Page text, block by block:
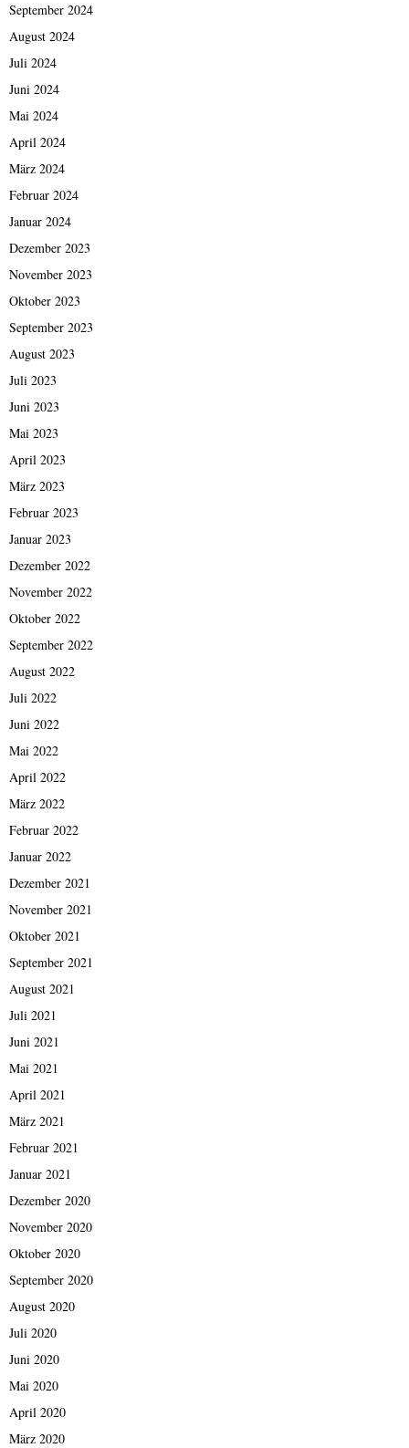
September 2024
August 2024
Juli 2024
Juni 2024
Mai 2024
April 2024
März 2024
Februar 2024
Januar 2024
Dezember 2023
November 2023
Oktober 2023
September 2023
August 2023
Juli 2023
Juni 2023
Mai 2023
April 2023
März 2023
Februar 2023
Januar 2023
Dezember 2022
November 2022
Oktober 2022
September 2022
August 2022
Juli 2022
Juni 2022
Mai 2022
April 2022
März 2022
Februar 2022
Januar 2022
Dezember 2021
November 2021
Oktober 2021
September 2021
August 2021
Juli 2021
Juni 2021
Mai 2021
April 2021
März 2021
Februar 2021
Januar 2021
Dezember 2020
November 2020
Oktober 2020
September 2020
August 2020
Juli 2020
Juni 2020
Mai 2020
April 2020
März 2020